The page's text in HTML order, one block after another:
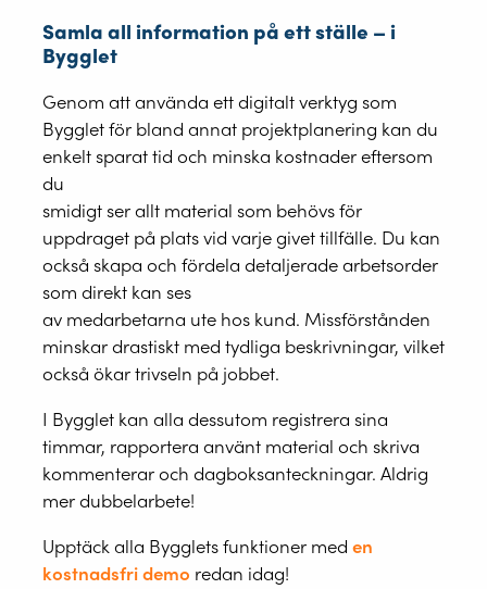
Samla all information på ett ställe – i
Bygglet
Genom att använda ett digitalt verktyg som
Bygglet för bland annat projektplanering kan du
enkelt sparat tid och minska kostnader eftersom
du
smidigt ser allt material som behövs för
uppdraget på plats vid varje givet tillfälle. Du kan
också skapa och fördela detaljerade arbetsorder
som direkt kan ses
av medarbetarna ute hos kund. Missförstånden
minskar drastiskt med tydliga beskrivningar, vilket
också ökar trivseln på jobbet.
I Bygglet kan alla dessutom registrera sina
timmar, rapportera använt material och skriva
kommenterar och dagboksanteckningar. Aldrig
mer dubbelarbete!
Upptäck alla Bygglets funktioner med en
kostnadsfri demo redan idag!